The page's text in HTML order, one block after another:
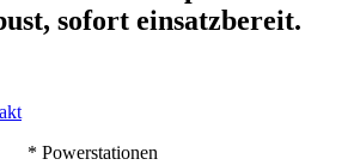
sofort einsatzbereit.
* Powerstationen